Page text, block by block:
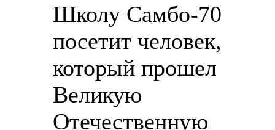
Школу Cамбо-70
посетит человек,
который прошел
Великую
Отечественную